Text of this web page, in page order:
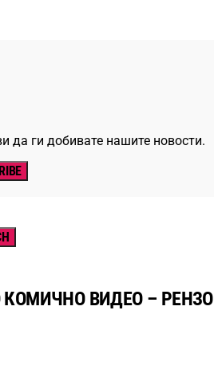
да ги добивате нашите новости.
ВИДЕО – РЕНЗО